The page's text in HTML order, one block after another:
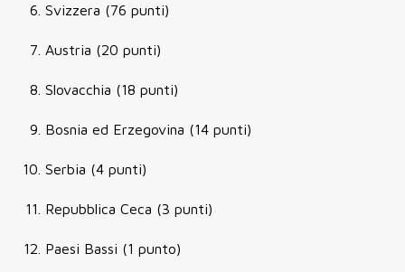
Svizzera (76 punti)
Austria (20 punti)
Slovacchia (18 punti)
Bosnia ed Erzegovina (14 punti)
Serbia (4 punti)
Repubblica Ceca (3 punti)
Paesi Bassi (1 punto)